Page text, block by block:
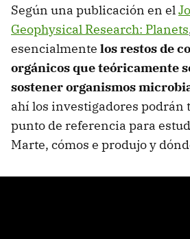
Según una publicación en el
Geophysical Research: Planets
esencialmente los restos de
orgánicos que teóricamente
sostener organismos
ahí los investigadores podrán
punto de referencia para
Marte, cómos e produjo y